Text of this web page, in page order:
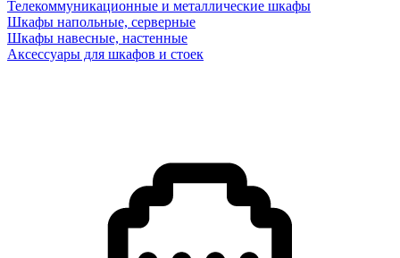
Телекоммуникационные и металлические шкафы
Шкафы напольные, серверные
Шкафы навесные, настенные
Аксессуары для шкафов и стоек